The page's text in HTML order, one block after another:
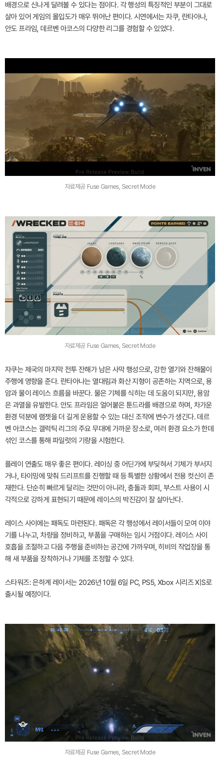
배경으로 신나게 달려볼 수 있다는 점이다. 각 행성의 특징적인 부분이 그대로
살아 있어 게임의 몰입도가 매우 뛰어난 편이다. 시연에서는 자쿠, 란타아나,
안도 프라임, 데르벤 아코스의 다양한 리그를 경험할 수 있었다.
자료제공 Fuse Games, Secret Mode
자료제공 Fuse Games, Secret Mode
자쿠는 제국의 마지막 전투 잔해가 남은 사막 행성으로, 강한 열기와 잔해물이
주행에 영향을 준다. 란타아나는 열대림과 화산 지형이 공존하는 지역으로, 용
암과 물이 레이스 흐름을 바꾼다. 물은 기체를 식히는 데 도움이 되지만, 용암
은 과열을 유발한다. 안도 프라임은 얼어붙은 툰드라를 배경으로 하며, 차가운
환경 덕분에 램젯을 더 길게 운용할 수 있는 대신 조작에 변수가 생긴다. 데르
벤 아코스는 갤럭틱 리그의 주요 무대에 가까운 장소로, 여러 환경 요소가 한데
섞인 코스를 통해 파일럿의 기량을 시험한다.
플레이 연출도 매우 좋은 편이다. 레이싱 중 어딘가에 부딪혀서 기체가 부서지
거나, 타이밍에 맞춰 드리프트를 진행할 때 등 특별한 상황에서 전용 컷신이 존
재한다. 단순히 빠르게 달리는 것만이 아니라, 충돌과 회피, 부스트 사용이 시
각적으로 강하게 표현되기 때문에 레이스의 박진감이 잘 살아난다.
레이스 사이에는 패독도 마련된다. 패독은 각 행성에서 레이서들이 모여 이야
기를 나누고, 차량을 정비하고, 부품을 구매하는 임시 거점이다. 레이스 사이
호흡을 조절하고 다음 주행을 준비하는 공간에 가까우며, 히비의 작업장을 통
해 새 부품을 장착하거나 기체를 조정할 수 있다.
스타워즈: 은하계 레이서는 2026년 10월 6일 PC, PS5, Xbox 시리즈 X|S로
출시될 예정이다.
자료제공 Fuse Games, Secret Mode